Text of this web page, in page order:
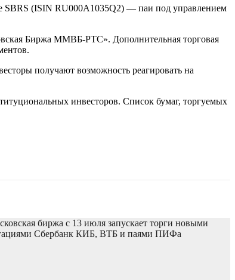
SBRS (ISIN RU000A1035Q2) — паи под управлением
Биржа ММВБ-РТС». Дополнительная торговая
получают возможность реагировать на
инвесторов. Список бумаг, торгуемых